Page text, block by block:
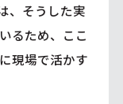
、そうした実
るため、ここ
現場で活かす